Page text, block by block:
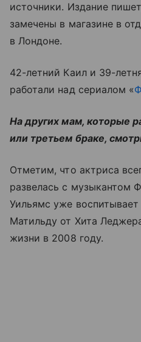
источники. Издание
замечены в магазине в
в Лондоне.
42-летний Каил и 39-
работали над сериалом «
На других мам, которые
или третьем браке,
Отметим, что актриса
развелась с музыкантом
Уильямс уже
Матильду от Хита
жизни в 2008 году.